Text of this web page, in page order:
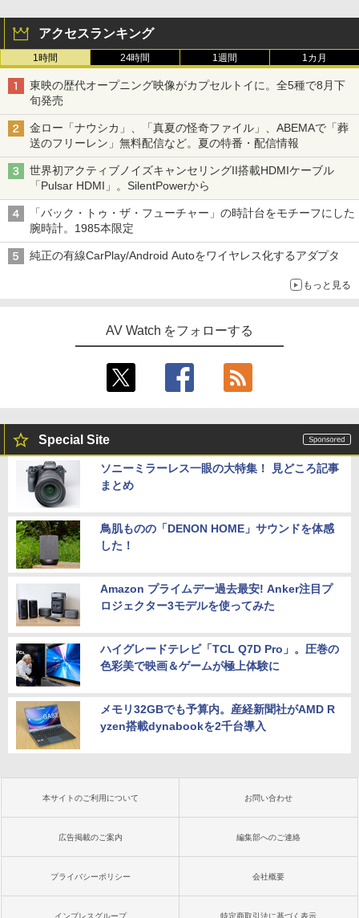
アクセスランキング
1時間 24時間 1週間 1カ月
東映の歴代オープニング映像がカプセルトイに。全5種で8月下
旬発売
金ロー「ナウシカ」、「真夏の怪奇ファイル」、ABEMAで「葬
送のフリーレン」無料配信など。夏の特番・配信情報
世界初アクティブノイズキャンセリングII搭載HDMIケーブル
「Pulsar HDMI」。SilentPowerから
「バック・トゥ・ザ・フューチャー」の時計台をモチーフにした
腕時計。1985本限定
純正の有線CarPlay/Android Autoをワイヤレス化するアダプタ
もっと見る
AV Watch をフォローする
Special Site
ソニーミラーレス一眼の大特集！ 見どころ記事
まとめ
鳥肌ものの「DENON HOME」サウンドを体感
した！
Amazon プライムデー過去最安! Anker注目プ
ロジェクター3モデルを使ってみた
ハイグレードテレビ「TCL Q7D Pro」。圧巻の
色彩美で映画＆ゲームが極上体験に
メモリ32GBでも予算内。産経新聞社がAMD R
yzen搭載dynabookを2千台導入
本サイトのご利用について お問い合わせ
広告掲載のご案内 編集部へのご連絡
プライバシーポリシー 会社概要